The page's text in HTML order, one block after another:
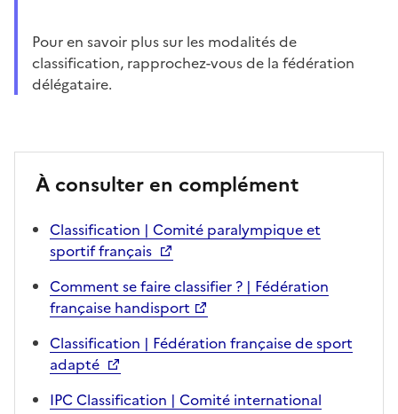
Pour en savoir plus sur les modalités de
classification, rapprochez-vous de la fédération
délégataire.
À consulter en complément
Classification | Comité paralympique et
sportif français
Comment se faire classifier ? | Fédération
française handisport
Classification | Fédération française de sport
adapté
IPC Classification | Comité international